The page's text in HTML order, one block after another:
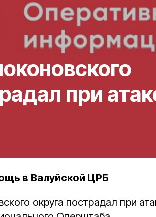
при
в Валуйской ЦРБ
округа пострадал при